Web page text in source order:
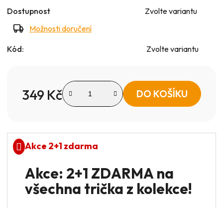
Dostupnost
Zvolte variantu
Možnosti doručení
Kód: Zvolte variantu
349 Kč DO KOŠÍKU
Akce 2+1 zdarma
Akce: 2+1 ZDARMA na
všechna trička z kolekce!